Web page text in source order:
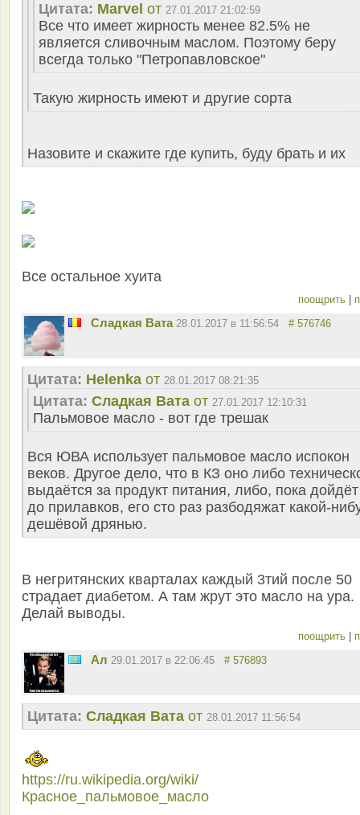
Цитата: Marvel от 27.01.2017 21:02:59
Все что имеет жирность менее 82.5% не
является сливочным маслом. Поэтому беру
всегда только "Петропавловское"
Такую жирность имеют и другие сорта
Назовите и скажите где купить, буду брать и их
Все остальное хуита
поощрить
Сладкая Вата 28.01.2017 в 11:56:54 # 576746
Цитата: Helenka от 28.01.2017 08:21:35
Цитата: Сладкая Вата от 27.01.2017 12:10:31
Пальмовое масло - вот где трешак
Вся ЮВА использует пальмовое масло испокон
веков. Другое дело, что в КЗ оно либо
выдаётся за продукт питания, либо, пока дойдёт
до прилавков, его сто раз разбодяжат какой-
дешёвой дрянью.
В негритянских кварталах каждый 3тий после 50
страдает диабетом. А там жрут это масло на ура.
Делай выводы.
поощрить
Ал 29.01.2017 в 22:06:45 # 576893
Цитата: Сладкая Вата от 28.01.2017 11:56:54
https://ru.wikipedia.org/wiki/
Красное_пальмовое_масло